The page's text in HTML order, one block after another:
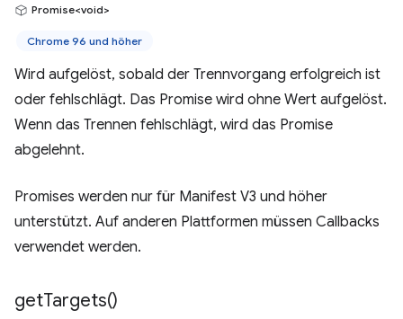
Promise<void>
Chrome 96 und höher
Wird aufgelöst, sobald der Trennvorgang erfolgreich ist
oder fehlschlägt. Das Promise wird ohne Wert aufgelöst.
Wenn das Trennen fehlschlägt, wird das Promise
abgelehnt.
Promises werden nur für Manifest V3 und höher
unterstützt. Auf anderen Plattformen müssen Callbacks
verwendet werden.
getTargets()